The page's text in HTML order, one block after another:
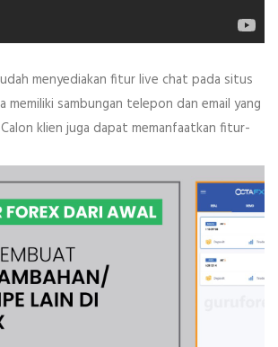
menyediakan fitur live chat pada situs
memiliki sambungan telepon dan email yang
klien juga dapat memanfaatkan fitur-